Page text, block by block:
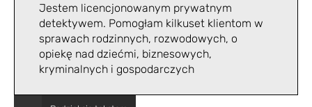
Jestem licencjonowanym prywatnym
detektywem. Pomogłam kilkuset klientom w
sprawach rodzinnych, rozwodowych, o
opiekę nad dziećmi, biznesowych,
kryminalnych i gospodarczych